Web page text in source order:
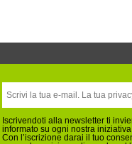
Iscrivendoti alla newsletter ti
informato su ogni nostra
Con l’iscrizione darai il tuo